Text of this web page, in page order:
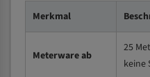
Merkmal
Meterware ab
25
keine